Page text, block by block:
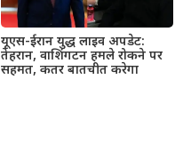
यूएस-ईरान युद्ध लाइव अपडेट:
तेहरान, वाशिंगटन हमले रोकने पर
सहमत, कतर बातचीत करेगा